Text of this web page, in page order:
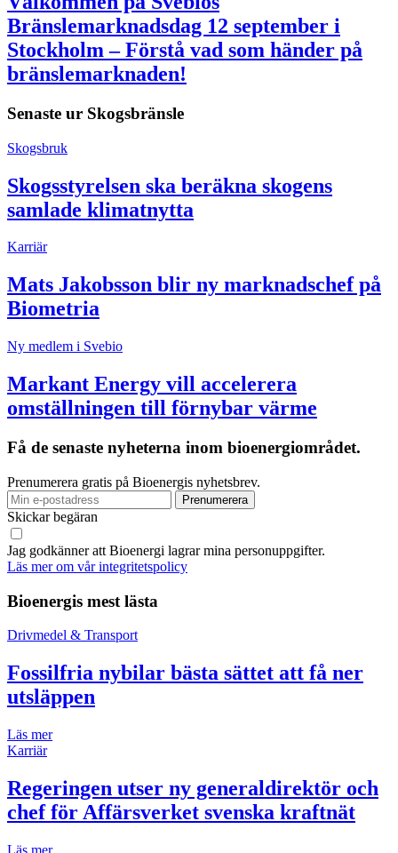
Bränslemarknadsdag 12 september i
Stockholm – Förstå vad som händer på
bränslemarknaden!
Senaste ur Skogsbränsle
Skogsbruk
Skogsstyrelsen ska beräkna skogens
samlade klimatnytta
Karriär
Mats Jakobsson blir ny marknadschef på
Biometria
Ny medlem i Svebio
Markant Energy vill accelerera
omställningen till förnybar värme
Få de senaste nyheterna inom bioenergiområdet.
Prenumerera gratis på Bioenergis nyhetsbrev.
Skickar begäran
Jag godkänner att Bioenergi lagrar mina personuppgifter.
Läs mer om vår integritetspolicy
Bioenergis mest lästa
Drivmedel & Transport
Fossilfria nybilar bästa sättet att få ner
utsläppen
Läs mer
Karriär
Regeringen utser ny generaldirektör och
chef för Affärsverket svenska kraftnät
Läs mer